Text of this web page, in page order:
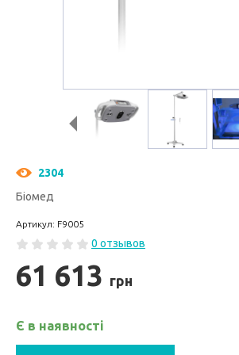
2304
Біомед
Артикул: F9005
0 отзывов
61 613 грн
Є в наявності